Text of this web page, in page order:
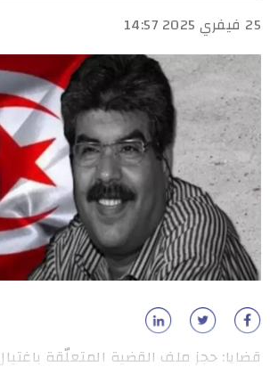
25 فيفري 2025 14:57
قضايا: حجز ملف القضية المتعلّقة